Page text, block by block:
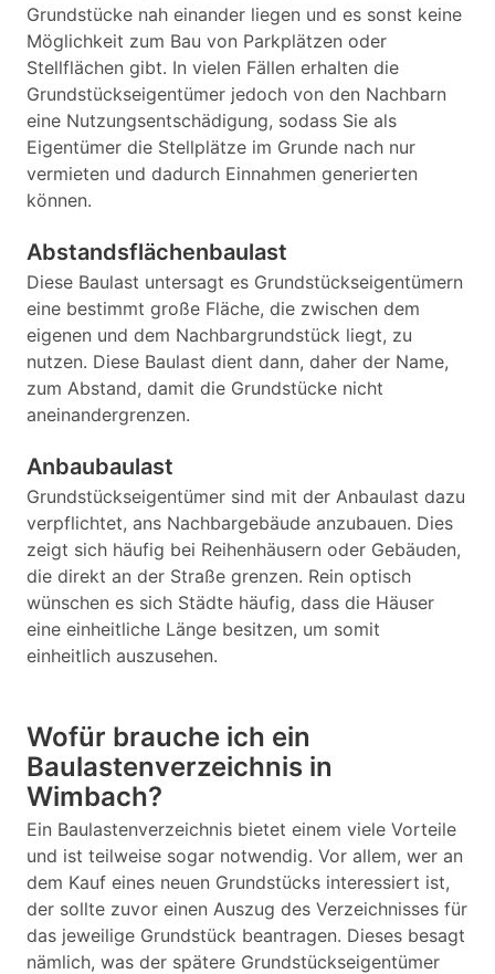
Grundstücke nah einander liegen und es sonst keine
Möglichkeit zum Bau von Parkplätzen oder
Stellflächen gibt. In vielen Fällen erhalten die
Grundstückseigentümer jedoch von den Nachbarn
eine Nutzungsentschädigung, sodass Sie als
Eigentümer die Stellplätze im Grunde nach nur
vermieten und dadurch Einnahmen generierten
können.
Abstandsflächenbaulast
Diese Baulast untersagt es Grundstückseigentümern
eine bestimmt große Fläche, die zwischen dem
eigenen und dem Nachbargrundstück liegt, zu
nutzen. Diese Baulast dient dann, daher der Name,
zum Abstand, damit die Grundstücke nicht
aneinandergrenzen.
Anbaubaulast
Grundstückseigentümer sind mit der Anbaulast dazu
verpflichtet, ans Nachbargebäude anzubauen. Dies
zeigt sich häufig bei Reihenhäusern oder Gebäuden,
die direkt an der Straße grenzen. Rein optisch
wünschen es sich Städte häufig, dass die Häuser
eine einheitliche Länge besitzen, um somit
einheitlich auszusehen.
Wofür brauche ich ein
Baulastenverzeichnis in
Wimbach?
Ein Baulastenverzeichnis bietet einem viele Vorteile
und ist teilweise sogar notwendig. Vor allem, wer an
dem Kauf eines neuen Grundstücks interessiert ist,
der sollte zuvor einen Auszug des Verzeichnisses für
das jeweilige Grundstück beantragen. Dieses besagt
nämlich, was der spätere Grundstückseigentümer